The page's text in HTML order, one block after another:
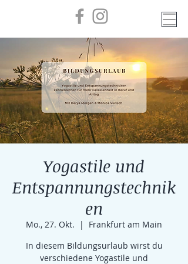
Yogastile und
Entspannungstechnik
en
Mo., 27. Okt.
  |
Frankfurt am Main
In diesem Bildungsurlaub wirst du
verschiedene Yogastile und